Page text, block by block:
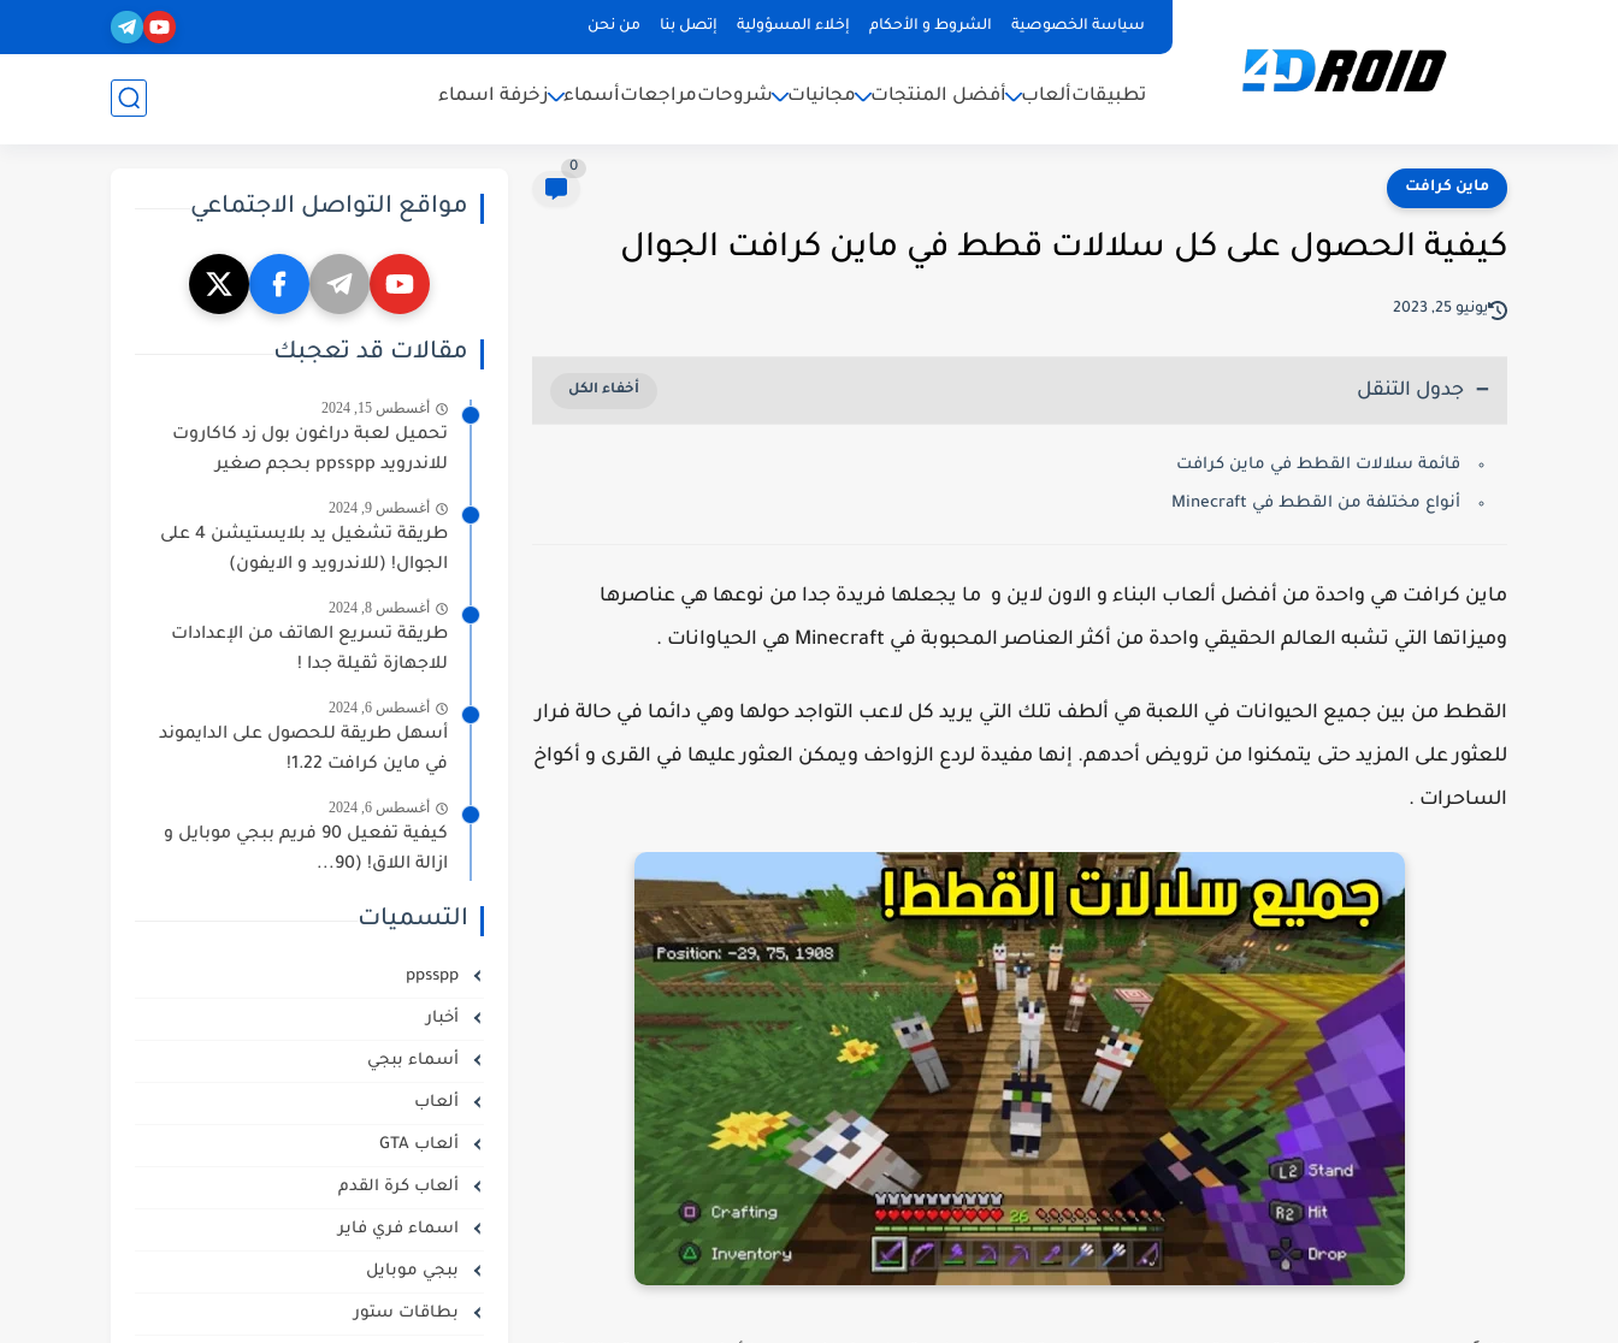
سياسة الخصوصية الشروط و الأحكام إخلاء المسؤولية إتصل بنا من نحن
تطبيقاتألعاب أفضل المنتجات مجانيات شروحاتمراجعاتأسماء زخرفة اسماء
ماين كرافت
0
كيفية الحصول على كل سلالات قطط في ماين كرافت الجوال
يونيو 25, 2023
جدول التنقل
قائمة سلالات القطط في ماين كرافت
أنواع مختلفة من القطط في Minecraft
ماين كرافت هي واحدة من أفضل ألعاب البناء و الاون لاين و ما يجعلها فريدة جدا من نوعها هي عناصرها
وميزاتها التي تشبه العالم الحقيقي واحدة من أكثر العناصر المحبوبة في Minecraft هي الحياوانات .
القطط من بين جميع الحيوانات في اللعبة هي ألطف تلك التي يريد كل لاعب التواجد حولها وهي دائما في حالة فرار
للعثور على المزيد حتى يتمكنوا من ترويض أحدهم. إنها مفيدة لردع الزواحف ويمكن العثور عليها في القرى و أكواخ
الساحرات .
مواقع التواصل الاجتماعي
مقالات قد تعجبك
أغسطس 15, 2024
تحميل لعبة دراغون بول زد كاكاروت
للاندرويد ppsspp بحجم صغير
أغسطس 9, 2024
طريقة تشغيل يد بلايستيشن 4 على
الجوال! (للاندرويد و الايفون)
أغسطس 8, 2024
طريقة تسريع الهاتف من الإعدادات
للاجهازة ثقيلة جدا !
أغسطس 6, 2024
أسهل طريقة للحصول على الدايموند
في ماين كرافت 1.22!
أغسطس 6, 2024
كيفية تفعيل 90 فريم ببجي موبايل و
ازالة اللاق! (90...
التسميات
ppsspp
أخبار
أسماء ببجي
ألعاب
ألعاب GTA
ألعاب كرة القدم
اسماء فري فاير
ببجي موبايل
بطاقات ستور